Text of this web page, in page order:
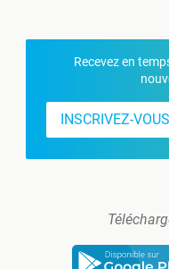
Recevez en
INSCRIVEZ-